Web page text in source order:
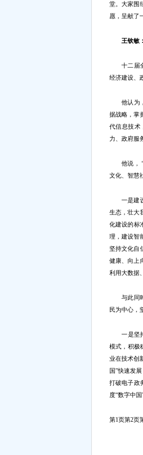
堂。大家围
愿，呈献了
王钦敏
十二届全
经济建设、
他认为，
据战略，掌
代信息技术
力、政府服
他说， “
文化、智慧
一是建设
生态，壮大
化建设的标
理，建设智
坚持文化自
健康、向上
利用大数据
与此同时
民为中心，
一是坚持
模式，积极
业在技术创
国”快速发
打破电子政
度“数字中
第1页第2页